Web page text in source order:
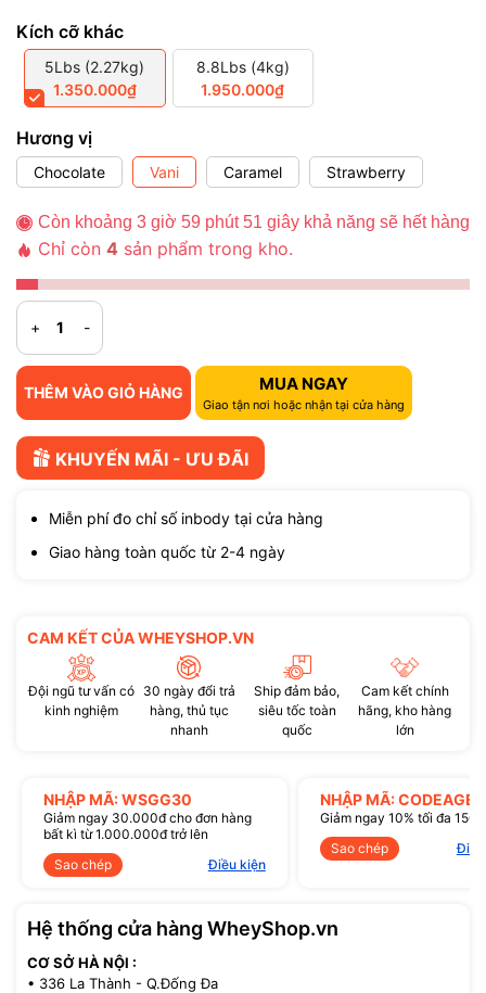
Kích cỡ khác
5Lbs (2.27kg)
1.350.000₫
8.8Lbs (4kg)
1.950.000₫
Hương vị
Chocolate Vani Caramel Strawberry
Còn khoảng 3 giờ 59 phút 51 giây khả năng sẽ hết hàng
Chỉ còn 4 sản phẩm trong kho.
-
+
THÊM VÀO GIỎ HÀNG MUA NGAY
Giao tận nơi hoặc nhận tại cửa hàng
KHUYẾN MÃI - ƯU ĐÃI
Miễn phí đo chỉ số inbody tại cửa hàng
Giao hàng toàn quốc từ 2-4 ngày
CAM KẾT CỦA WHEYSHOP.VN
Đội ngũ tư vấn có
kinh nghiệm
30 ngày đổi trả
hàng, thủ tục
nhanh
Ship đảm bảo,
siêu tốc toàn
quốc
Cam kết chính
hãng, kho hàng
lớn
NHẬP MÃ: WSGG30
Giảm ngay 30.000đ cho đơn hàng
bất kì từ 1.000.000đ trở lên
Sao chép
Điều kiện
NHẬP MÃ:
Giảm ngay 10% tối đa
Sao chép
Hệ thống cửa hàng WheyShop.vn
CƠ SỞ HÀ NỘI :
• 336 La Thành - Q.Đống Đa